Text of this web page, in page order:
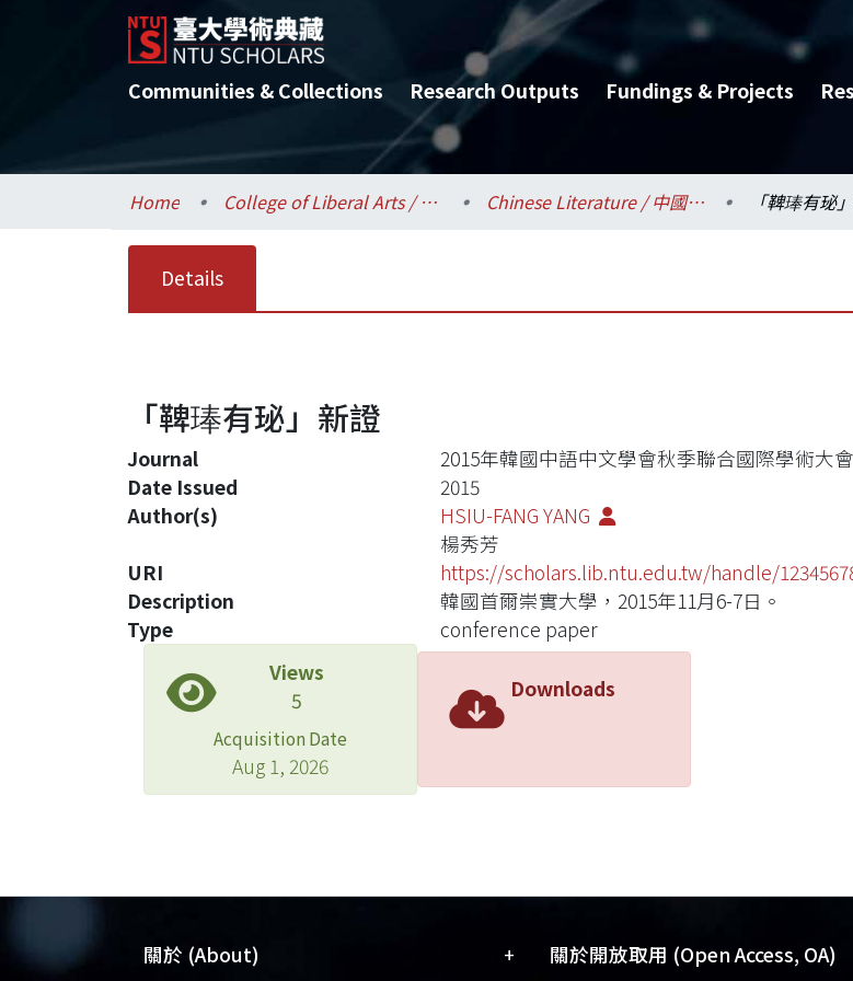
Communities & Collections Research Outputs Fundings & Projects
Home College of Liberal Arts / 文學院 Chinese Literature / 中國文學系 「鞞琫有珌
Details
「鞞琫有珌」新證
Journal
2015年韓國中語中文學會秋季聯合國際學術大會
Date Issued
2015
Author(s)
HSIU-FANG YANG
楊秀芳
URI
https://scholars.lib.ntu.edu.tw/handle/
Description
韓國首爾崇實大學，2015年11月6-7日。
Type
conference paper
Views
5
Acquisition Date
Aug 1, 2026
Downloads
關於 (About) + 關於開放取用 (Open Access, OA)